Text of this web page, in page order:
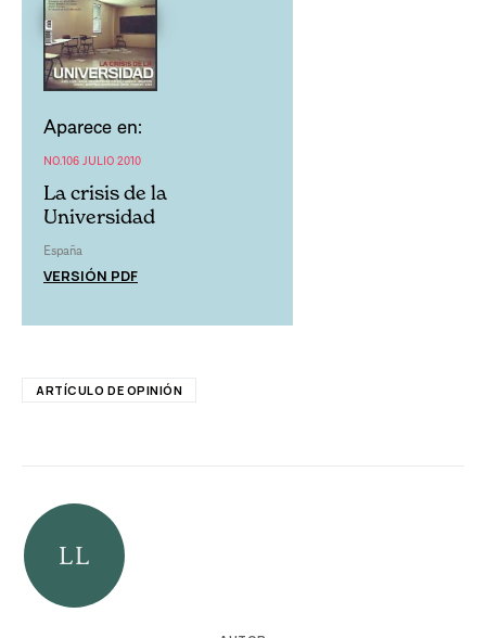
Aparece en:
NO.106 JULIO 2010
La crisis de la
Universidad
España
VERSIÓN PDF
ARTÍCULO DE OPINIÓN